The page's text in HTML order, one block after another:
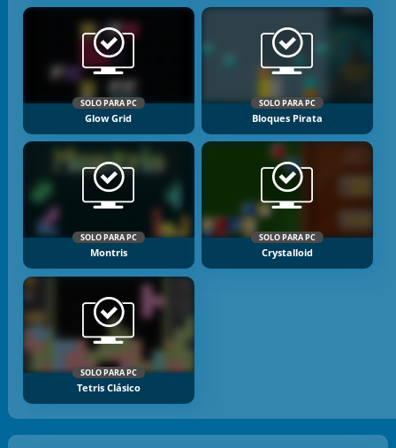
SOLO PARA PC
Glow Grid
SOLO PARA PC
Bloques Pirata
SOLO PARA PC
Montris
SOLO PARA PC
Crystalloid
SOLO PARA PC
Tetris Clásico